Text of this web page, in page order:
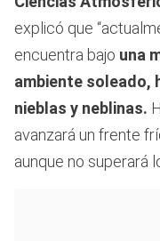
explicó que
encuentra bajo una
ambiente soleado,
nieblas y neblinas.
avanzará un frente
aunque no superará